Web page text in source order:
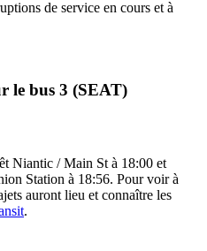
de service en cours et à
le bus 3 (SEAT)
Niantic / Main St à 18:00 et
Station à 18:56. Pour voir à
auront lieu et connaître les
.